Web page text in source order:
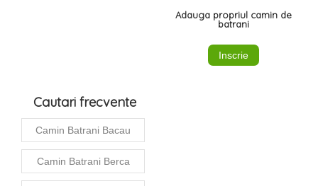
Cautari frecvente
Camin Batrani Bacau
Camin Batrani Berca
Adauga propriul camin de
batrani
Inscrie